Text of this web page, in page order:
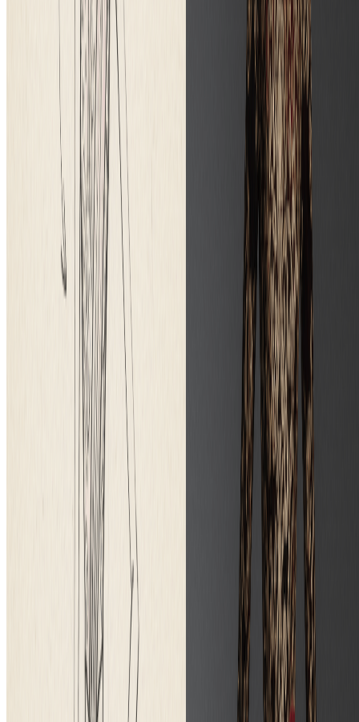
生成您的第一张图片
More Tools
Explore more AI-powered image tools to enhance your creative